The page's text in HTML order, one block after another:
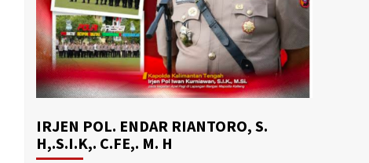
IRJEN POL. ENDAR RIANTORO, S.
H,.S.I.K,. C.FE,. M. H